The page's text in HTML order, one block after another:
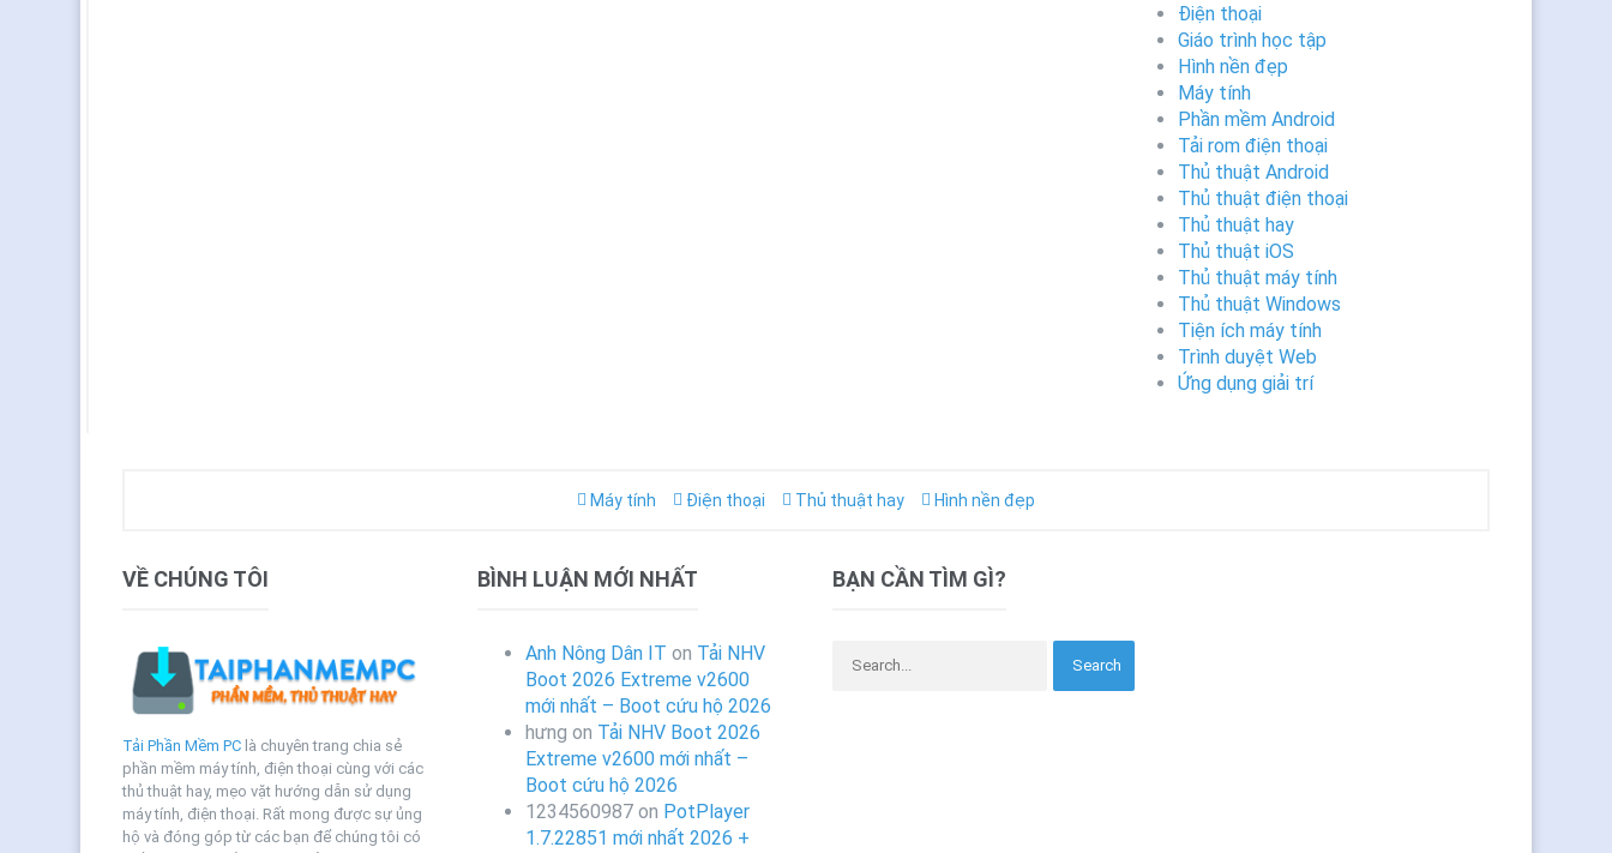
Điện thoại
Giáo trình học tập
Hình nền đẹp
Máy tính
Phần mềm Android
Tải rom điện thoại
Thủ thuật Android
Thủ thuật điện thoại
Thủ thuật hay
Thủ thuật iOS
Thủ thuật máy tính
Thủ thuật Windows
Tiện ích máy tính
Trình duyệt Web
Ứng dụng giải trí
Máy tính Điện thoại Thủ thuật hay Hình nền đẹp
VỀ CHÚNG TÔI
Tải Phần Mềm PC là chuyên trang chia sẻ
phần mềm máy tính, điện thoại cùng với các
thủ thuật hay, mẹo vặt hướng dẫn sử dụng
máy tính, điện thoại. Rất mong được sự ủng
hộ và đóng góp từ các bạn để chúng tôi có
BÌNH LUẬN MỚI NHẤT
Anh Nông Dân IT on Tải NHV
Boot 2026 Extreme v2600
mới nhất – Boot cứu hộ 2026
hưng on Tải NHV Boot 2026
Extreme v2600 mới nhất –
Boot cứu hộ 2026
1234560987on PotPlayer
1.7.22851 mới nhất 2026 +
BẠN CẦN TÌM GÌ?